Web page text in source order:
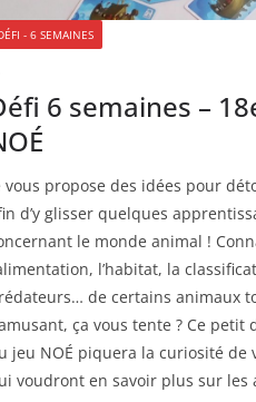
- 6 SEMAINES
6 semaines –
vous propose des idées pour
d’y glisser quelques
le monde animal !
l’habitat, la
de certains animaux
ça vous tente ? Ce
jeu NOÉ piquera la curiosité de
voudront en savoir plus sur les